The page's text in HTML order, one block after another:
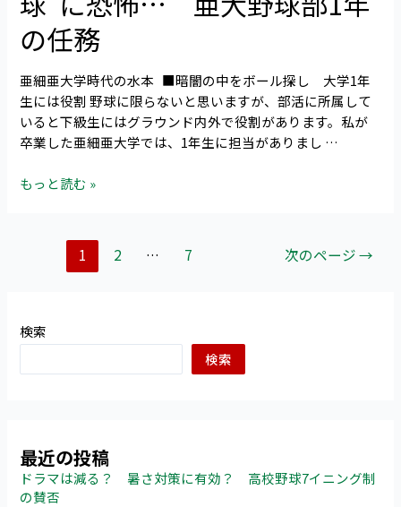
た
（S.S
さ
ま）
に
す
べ
打
者
は？
の任務
亜細亜大学時代の水本 ■暗闇の中をボール探し 大学1年
生には役割 野球に限らないと思いますが、部活に所属して
いると下級生にはグラウンド内外で役割があります。私が
卒業した亜細亜大学では、1年生に担当がありまし …
懐
中
灯
早
朝
の“白
恐
1
の
もっと読む »
1 2 … 7 次のページ→
検索
検索
最近の投稿
ドラマは減る？ 暑さ対策に有効？ 高校野球7イニング制
の賛否